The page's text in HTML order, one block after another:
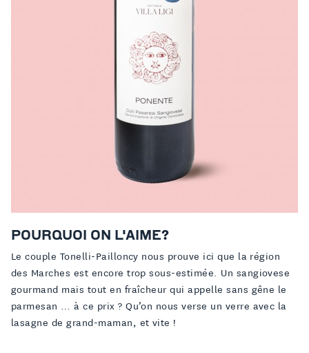
POURQUOI ON L'AIME?
Le couple Tonelli-Pailloncy nous prouve ici que la région
des Marches est encore trop sous-estimée. Un sangiovese
gourmand mais tout en fraîcheur qui appelle sans gêne le
parmesan … à ce prix ? Qu’on nous verse un verre avec la
lasagne de grand-maman, et vite !